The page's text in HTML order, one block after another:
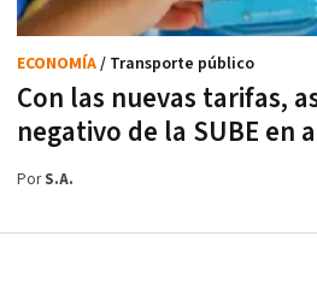
Con las nuevas tarifas,
negativo de la SUBE en
ECONOMÍA/ Transporte público
PorS.A.